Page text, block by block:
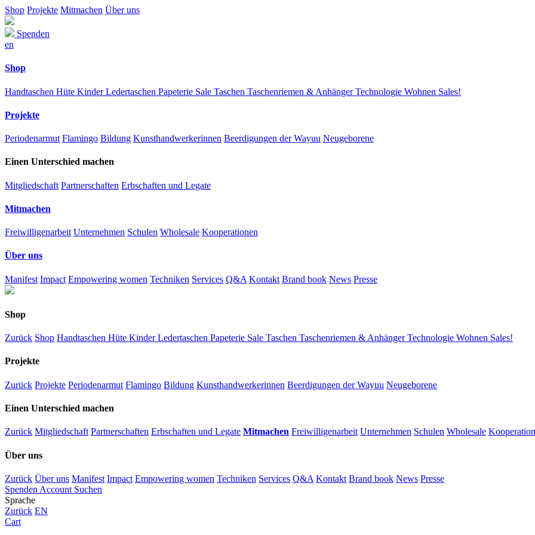
Shop Projekte Mitmachen Über uns
Spenden
en
Shop
Handtaschen Hüte KinderLedertaschen Papeterie Sale Taschen Taschenriemen & AnhängerTechnologie Wohnen Sales!
Projekte
Periodenarmut Flamingo Bildung Kunsthandwerkerinnen Beerdigungen der Wayuu Neugeborene
Einen Unterschied machen
Mitgliedschaft Partnerschaften Erbschaften und Legate
Mitmachen
Freiwilligenarbeit Unternehmen Schulen Wholesale Kooperationen
Über uns
Manifest Impact Empowering women Techniken Services Q&A Kontakt Brand book News Presse
Shop
Zurück Shop Handtaschen Hüte KinderLedertaschen Papeterie Sale Taschen Taschenriemen & AnhängerTechnologie Wohnen Sales!
Projekte
Zurück Projekte Periodenarmut Flamingo Bildung Kunsthandwerkerinnen Beerdigungen der Wayuu Neugeborene
Einen Unterschied machen
Zurück Mitgliedschaft Partnerschaften Erbschaften und Legate Mitmachen Freiwilligenarbeit Unternehmen Schulen Wholesale
Über uns
Zurück Über uns Manifest Impact Empowering women Techniken Services Q&A Kontakt Brand book News Presse
Spenden Account Suchen
Sprache
Zurück EN
Cart